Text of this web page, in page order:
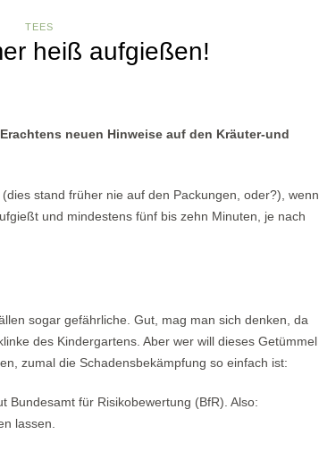
TEES
heiß aufgießen!
neuen Hinweise auf den Kräuter-und
stand früher nie auf den Packungen, oder?), wenn
und mindestens fünf bis zehn Minuten, je nach
sogar gefährliche. Gut, mag man sich denken, da
des Kindergartens. Aber wer will dieses Getümmel
zumal die Schadensbekämpfung so einfach ist:
Bundesamt für Risikobewertung (BfR). Also:
lassen.